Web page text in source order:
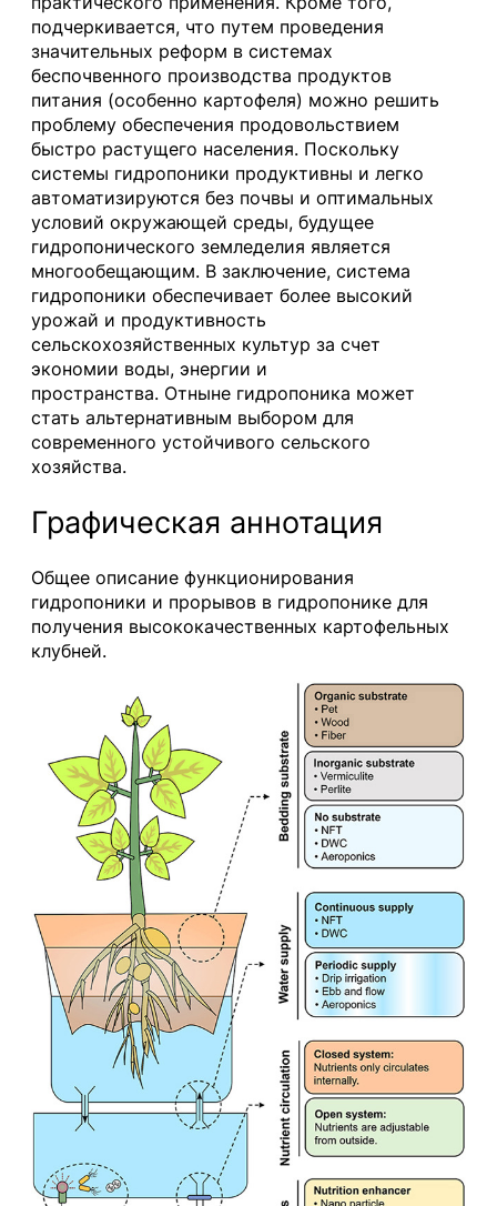
подчеркивается, что путем проведения
значительных реформ в системах
беспочвенного производства продуктов
питания (особенно картофеля) можно решить
проблему обеспечения продовольствием
быстро растущего населения. Поскольку
системы гидропоники продуктивны и легко
автоматизируются без почвы и оптимальных
условий окружающей среды, будущее
гидропонического земледелия является
многообещающим. В заключение, система
гидропоники обеспечивает более высокий
урожай и продуктивность
сельскохозяйственных культур за счет
экономии воды, энергии и
пространства. Отныне гидропоника может
стать альтернативным выбором для
современного устойчивого сельского
хозяйства.
Графическая аннотация
Общее описание функционирования
гидропоники и прорывов в гидропонике для
получения высококачественных картофельных
клубней.